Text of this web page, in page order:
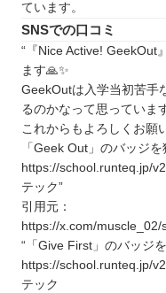
ています。
SNSでの口コミ
“『Nice Active! GeekOut
ます🙏✨
GeekOutは入学当初苦手
るのかなって思っていま
これからもよろしくお願
「Geek Out」のバッジを
https://school.runteq.jp/
テック”
引用元：
https://x.com/
“「Give First」のバッジ
https://school.runteq.jp/
テック